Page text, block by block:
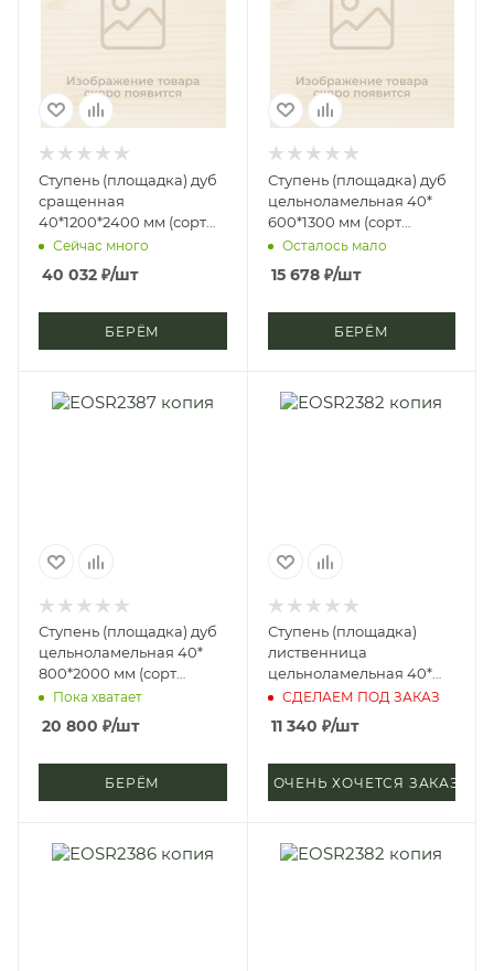
Ступень (площадка) дуб
сращенная
40*1200*2400 мм (сорт
А), однослойная
Сейчас много
40 032 ₽/шт
БЕРЁМ
Ступень (площадка) дуб
цельноламельная 40*
600*1300 мм (сорт
Экстра), однослойная
Осталось мало
15 678₽/шт
БЕРЁМ
Ступень (площадка) дуб
цельноламельная 40*
800*2000 мм (сорт
Экстра)
Пока хватает
20 800 ₽/шт
БЕРЁМ
Ступень (площадка)
лиственница
цельноламельная 40*
600*2100 мм (сорт
СДЕЛАЕМ ПОД ЗАКАЗ
11 340 ₽/шт
ОЧЕНЬ ХОЧЕТСЯ ЗАКАЗАТЬ